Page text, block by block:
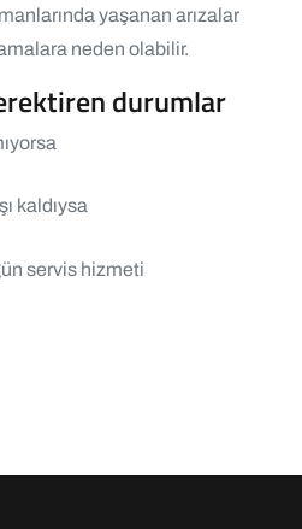
yaşanan arızalar
neden olabilir.
durumlar
kaldıysa
servis hizmeti